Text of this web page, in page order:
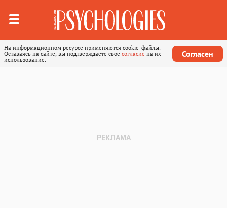
На информационном ресурсе применяются cookie-файлы.
Оставаясь на сайте, вы подтверждаете свое согласие на их
использование.
Согласен